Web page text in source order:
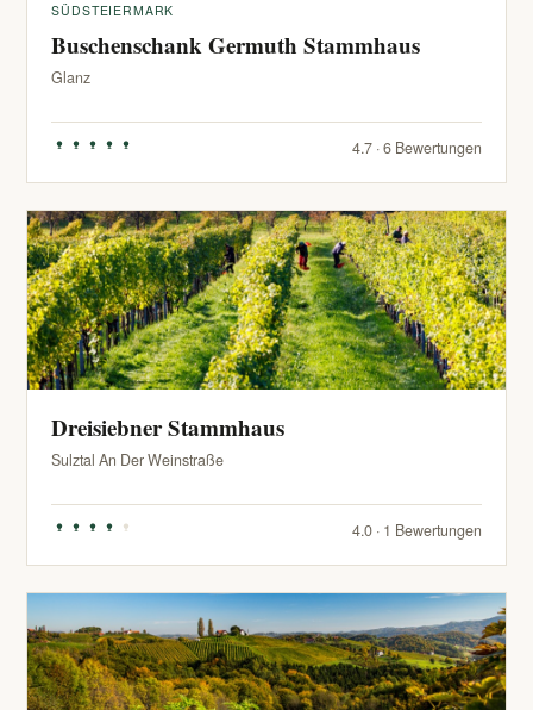
SÜDSTEIERMARK
Buschenschank Germuth Stammhaus
Glanz
4.7 · 6 Bewertungen
Dreisiebner Stammhaus
Sulztal An Der Weinstraße
4.0 · 1 Bewertungen